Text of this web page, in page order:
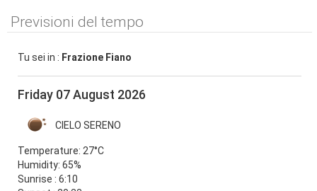
Previsioni del tempo
Tu sei in : Frazione Fiano
Friday 07 August 2026
CIELO SERENO
Temperature: 27°C
Humidity: 65%
Sunrise : 6:10